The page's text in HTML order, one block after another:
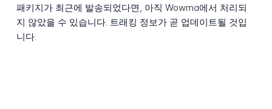
패키지가 최근에 발송되었다면, 아직 Wowma에서 처리되
지 않았을 수 있습니다. 트래킹 정보가 곧 업데이트될 것입
니다.